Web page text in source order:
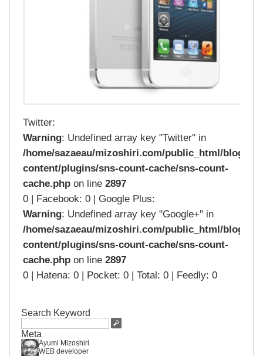
Twitter:
Warning: Undefined array key "Twitter" in
/home/sazaeau/mizoshiri.com/public_html/
content/plugins/sns-count-cache/sns-count-
cache.php on line 2897
0 | Facebook: 0 | Google Plus:
Warning: Undefined array key "Google+" in
/home/sazaeau/mizoshiri.com/public_html/
content/plugins/sns-count-cache/sns-count-
cache.php on line 2897
0 | Hatena: 0 | Pocket: 0 | Total: 0 | Feedly: 0
Search Keyword
Meta
Ayumi Mizoshiri
WEB developer